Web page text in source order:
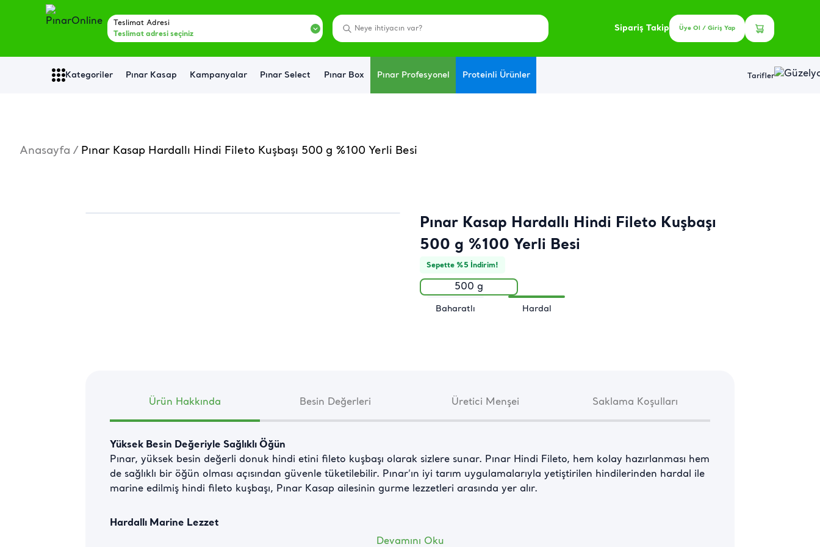
Teslimat Adresi
Teslimat adresi seçiniz
Sipariş Takip Üye Ol / Giriş Yap
Kategoriler Pınar Kasap Kampanyalar Pınar Select Pınar Box Pınar Profesyonel Proteinli Ürünler Tarifler
Anasayfa / Pınar Kasap Hardallı Hindi Fileto Kuşbaşı 500 g %100 Yerli Besi
Pınar Kasap Hardallı Hindi Fileto Kuşbaşı
500 g %100 Yerli Besi
Sepette %5 İndirim!
500 g
Baharatlı Hardal
Ürün Hakkında Besin Değerleri Üretici Menşei Saklama Koşulları
Yüksek Besin Değeriyle Sağlıklı Öğün
Pınar, yüksek besin değerli donuk hindi etini fileto kuşbaşı olarak sizlere sunar. Pınar Hindi Fileto, hem kolay hazırlanması hem
de sağlıklı bir öğün olması açısından güvenle tüketilebilir. Pınar’ın iyi tarım uygulamalarıyla yetiştirilen hindilerinden hardal ile
marine edilmiş hindi fileto kuşbaşı, Pınar Kasap ailesinin gurme lezzetleri arasında yer alır.
Hardallı Marine Lezzet
Hardalın yemeklere verdiği aromasıyla hindi fileto etinin karışım unutulmaz lezzetler hazırlamanızı kolaylaştırır. Hardaldan
Devamını Oku